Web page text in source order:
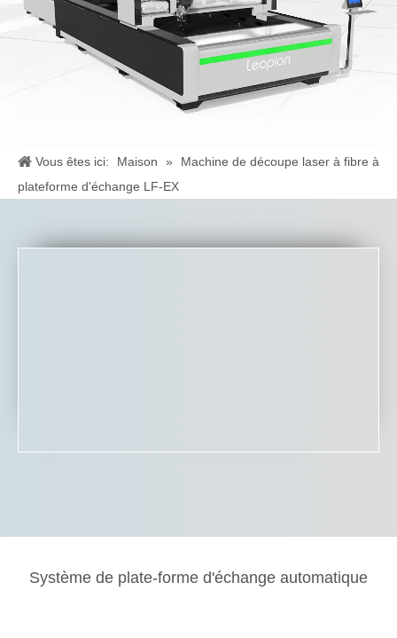
Vous êtes ici: Maison »
Machine de découpe laser à fibre à
plateforme d'échange LF-EX
Système de plate-forme d'échange automatique